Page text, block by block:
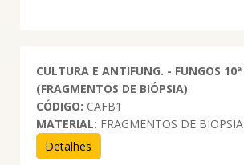
CULTURA E ANTIFUNG. - FUNGOS
(FRAGMENTOS DE BIÓPSIA)
CÓDIGO: CAFB1
MATERIAL: FRAGMENTOS DE
Detalhes